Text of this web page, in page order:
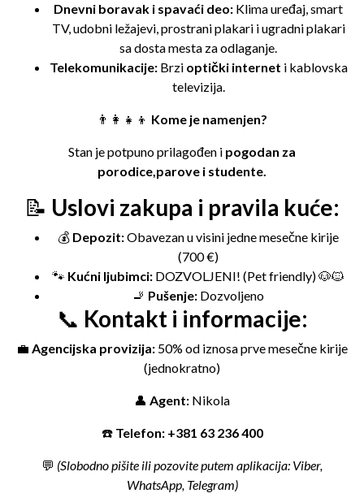
Dnevni boravak i spavaći deo: Klima uređaj, smart
TV, udobni ležajevi, prostrani plakari i ugradni plakari
sa dosta mesta za odlaganje.
Telekomunikacije:Brzi optički internet i kablovska
televizija.
👨‍👩‍👧‍👦 Kome je namenjen?
Stan je potpuno prilagođen i pogodan za
porodice,parove i studente.
📝 Uslovi zakupa i pravila kuće:
💰 Depozit:Obavezan u visini jedne mesečne kirije
(700 €)
🐾 Kućni ljubimci: DOZVOLJENI! (Pet friendly) 🐶🐱
🚬 Pušenje: Dozvoljeno
📞 Kontakt i informacije:
💼 Agencijska provizija: 50% od iznosa prve mesečne kirije
(jednokratno)
👤 Agent: Nikola
☎️ Telefon: +381 63 236 400
💬 (Slobodno pišite ili pozovite putem aplikacija: Viber,
WhatsApp, Telegram)